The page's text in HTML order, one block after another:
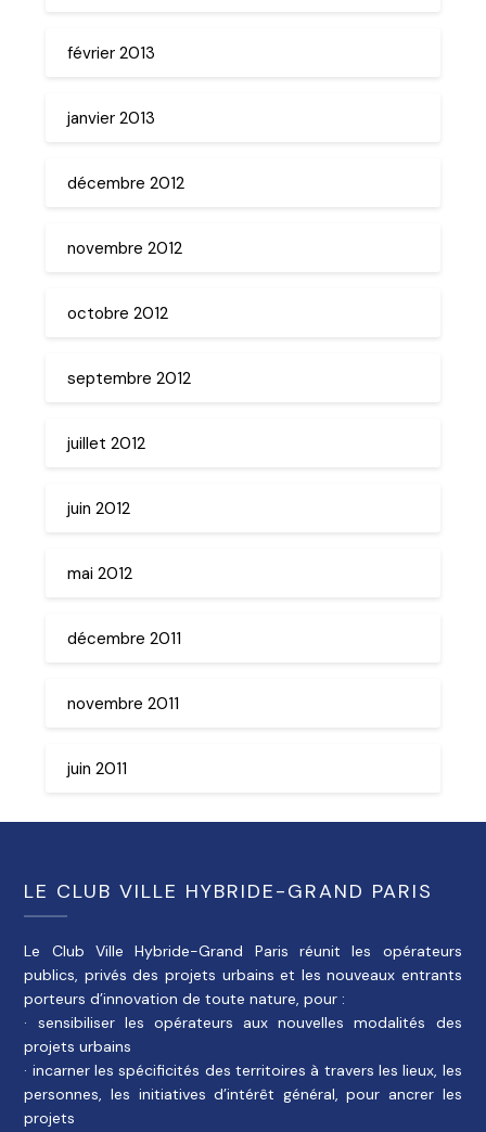
février 2013
janvier 2013
décembre 2012
novembre 2012
octobre 2012
septembre 2012
juillet 2012
juin 2012
mai 2012
décembre 2011
novembre 2011
juin 2011
LE CLUB VILLE HYBRIDE-GRAND PARIS
Le Club Ville Hybride-Grand Paris réunit les opérateurs
publics, privés des projets urbains et les nouveaux entrants
porteurs d’innovation de toute nature, pour :
· sensibiliser les opérateurs aux nouvelles modalités des
projets urbains
· incarner les spécificités des territoires à travers les lieux, les
personnes, les initiatives d’intérêt général, pour ancrer les
projets